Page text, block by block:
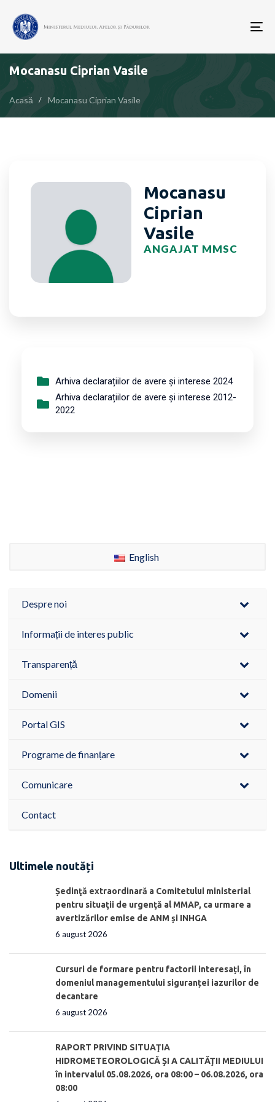
Mocanasu Ciprian Vasile
Acasă Mocanasu Ciprian Vasile
Mocanasu
Ciprian
Vasile
ANGAJAT MMSC
Arhiva declarațiilor de avere și interese 2024
Arhiva declarațiilor de avere și interese 2012-
2022
English
Despre noi
Informații de interes public
Transparență
Domenii
Portal GIS
Programe de finanțare
Comunicare
Contact
Ultimele noutăți
Ședinţă extraordinară a Comitetului ministerial
pentru situaţii de urgenţă al MMAP, ca urmare a
avertizărilor emise de ANM și INHGA
6 august 2026
Cursuri de formare pentru factorii interesați, în
domeniul managementului siguranței iazurilor de
decantare
6 august 2026
RAPORT PRIVIND SITUAŢIA
HIDROMETEOROLOGICĂ ŞI A CALITĂŢII MEDIULUI
în intervalul 05.08.2026, ora 08:00 – 06.08.2026, ora
08:00